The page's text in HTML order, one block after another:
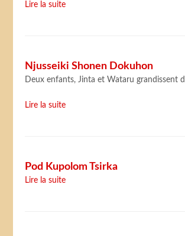
Lire la suite
Njusseiki Shonen Dokuhon
Deux enfants, Jinta et Wataru grandissent
Lire la suite
Pod Kupolom Tsirka
Lire la suite